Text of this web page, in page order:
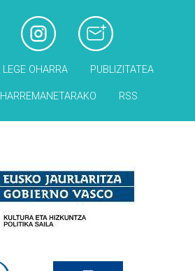
LEGE OHARRA PUBLIZITATEA
HARREMANETARAKO RSS